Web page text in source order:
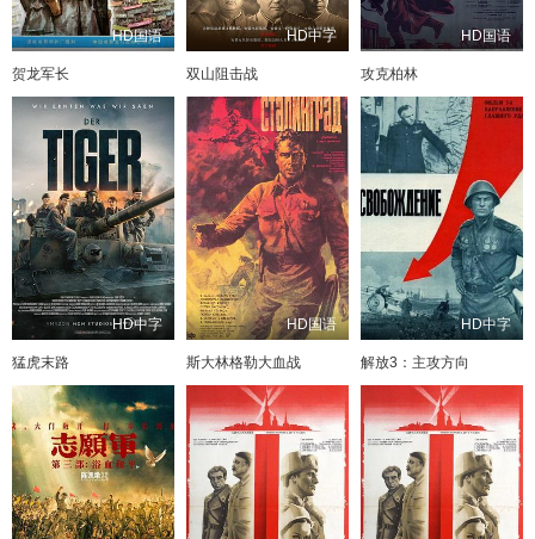
HD国语
贺龙军长
HD中字
双山阻击战
HD国语
攻克柏林
HD中字
猛虎末路
HD国语
斯大林格勒大血战
HD中字
解放3：主攻方向